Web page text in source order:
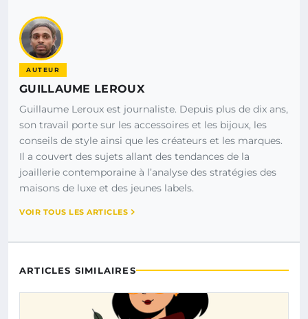
AUTEUR
GUILLAUME LEROUX
Guillaume Leroux est journaliste. Depuis plus de dix ans,
son travail porte sur les accessoires et les bijoux, les
conseils de style ainsi que les créateurs et les marques.
Il a couvert des sujets allant des tendances de la
joaillerie contemporaine à l’analyse des stratégies des
maisons de luxe et des jeunes labels.
VOIR TOUS LES ARTICLES
ARTICLES SIMILAIRES